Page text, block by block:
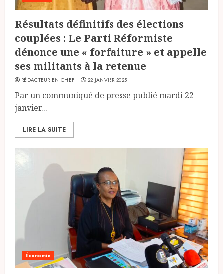
Résultats définitifs des élections
couplées : Le Parti Réformiste
dénonce une « forfaiture » et appelle
ses militants à la retenue
RÉDACTEUR EN CHEF 22 JANVIER 2025
Par un communiqué de presse publié mardi 22
janvier...
LIRE LA SUITE
Économie